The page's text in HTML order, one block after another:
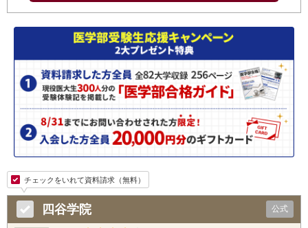
チェックをいれて資料請求（無料）
四谷学院 公式